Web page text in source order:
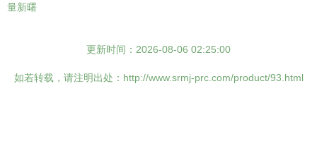
量新曙
更新时间：2026-08-06 02:25:00
如若转载，请注明出处：http://www.srmj-prc.com/product/93.html